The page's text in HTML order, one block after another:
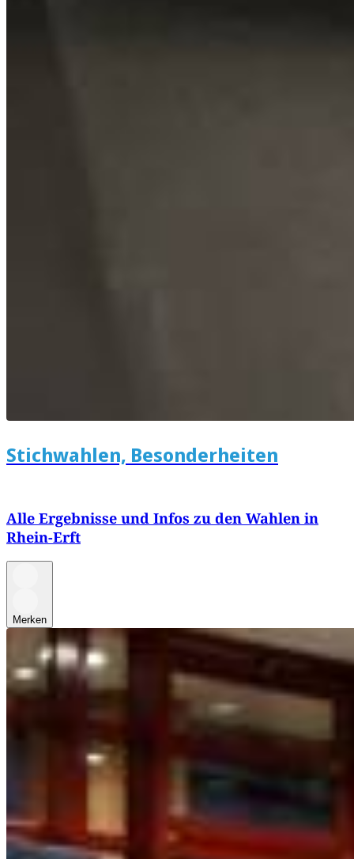
Stichwahlen, Besonderheiten
Alle Ergebnisse und Infos zu den Wahlen in
Rhein-Erft
Merken